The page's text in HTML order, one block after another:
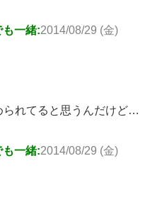
一緒:2014/08/29 (金)
られてると思うんだけど…
一緒:2014/08/29 (金)